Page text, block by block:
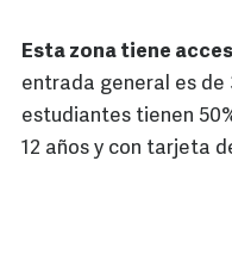
Esta zona tiene
entrada general es de
estudiantes tienen
12 años y con tarjeta